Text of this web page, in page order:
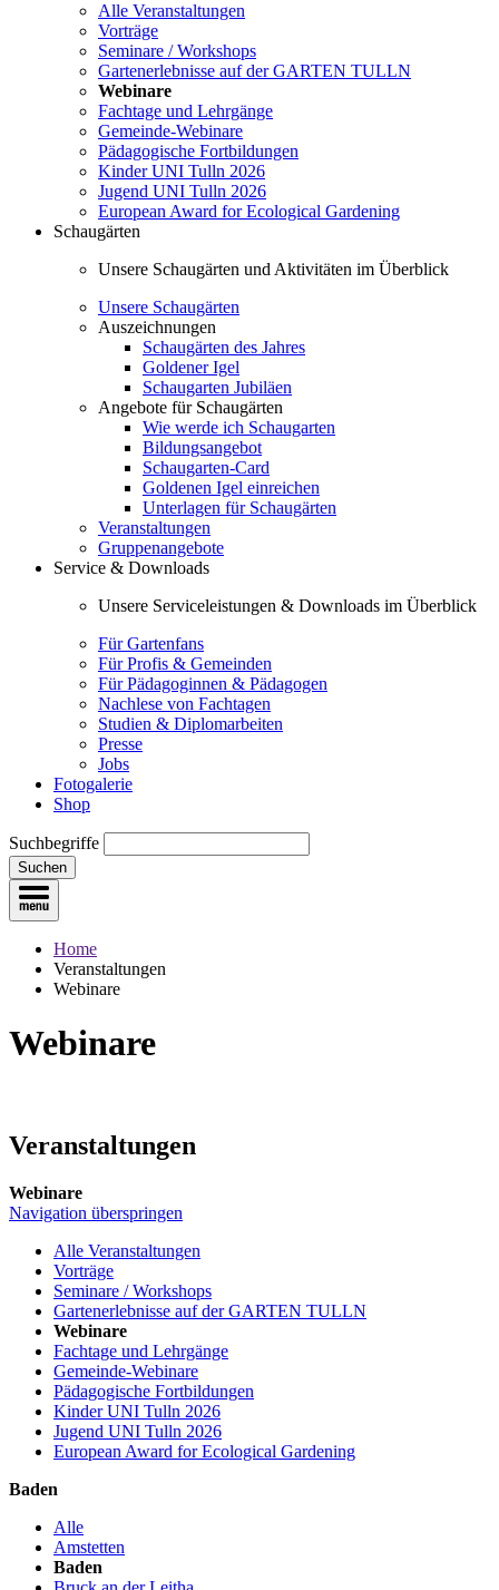
Alle Veranstaltungen
Vorträge
Seminare / Workshops
Gartenerlebnisse auf der GARTEN TULLN
Webinare
Fachtage und Lehrgänge
Gemeinde-Webinare
Pädagogische Fortbildungen
Kinder UNI Tulln 2026
Jugend UNI Tulln 2026
European Award for Ecological Gardening
Schaugärten
Unsere Schaugärten und Aktivitäten im Überblick
Unsere Schaugärten
Auszeichnungen
Schaugärten des Jahres
Goldener Igel
Schaugarten Jubiläen
Angebote für Schaugärten
Wie werde ich Schaugarten
Bildungsangebot
Schaugarten-Card
Goldenen Igel einreichen
Unterlagen für Schaugärten
Veranstaltungen
Gruppenangebote
Service & Downloads
Unsere Serviceleistungen & Downloads im Überblick
Für Gartenfans
Für Profis & Gemeinden
Für Pädagoginnen & Pädagogen
Nachlese von Fachtagen
Studien & Diplomarbeiten
Presse
Jobs
Fotogalerie
Shop
Suchbegriffe
Suchen
Home
Veranstaltungen
Webinare
Webinare
Veranstaltungen
Webinare
Navigation überspringen
Alle Veranstaltungen
Vorträge
Seminare / Workshops
Gartenerlebnisse auf der GARTEN TULLN
Webinare
Fachtage und Lehrgänge
Gemeinde-Webinare
Pädagogische Fortbildungen
Kinder UNI Tulln 2026
Jugend UNI Tulln 2026
European Award for Ecological Gardening
Baden
Alle
Amstetten
Baden